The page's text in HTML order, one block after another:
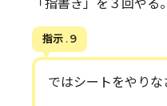
「指書き」を３回やる。
指示 . 9
ではシートをやりな